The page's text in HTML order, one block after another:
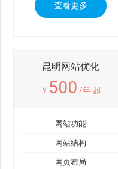
查看更多
昆明网站优化
￥ 500 /年 起
网站功能
网站结构
网页布局